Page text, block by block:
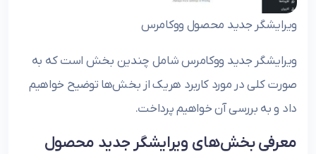
ویرایشگر جدید محصول ووکامرس
ویرایشگر جدید ووکامرس شامل چندین بخش است که به
صورت کلی در مورد کاربرد هریک از بخش‌ها توضیح خواهیم
داد و به بررسی آن خواهیم پرداخت.
معرفی بخش‌های ویرایشگر جدید محصول